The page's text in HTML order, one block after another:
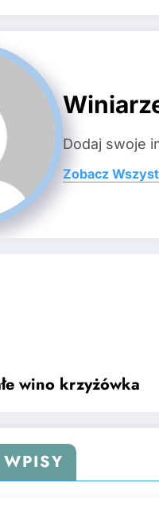
Dodaj swoje
Zobacz
wino krzyżówka